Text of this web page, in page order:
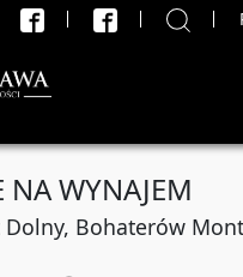
NA WYNAJEM
Bohaterów